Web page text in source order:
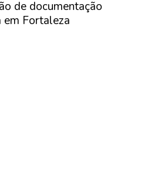
de documentação
em Fortaleza